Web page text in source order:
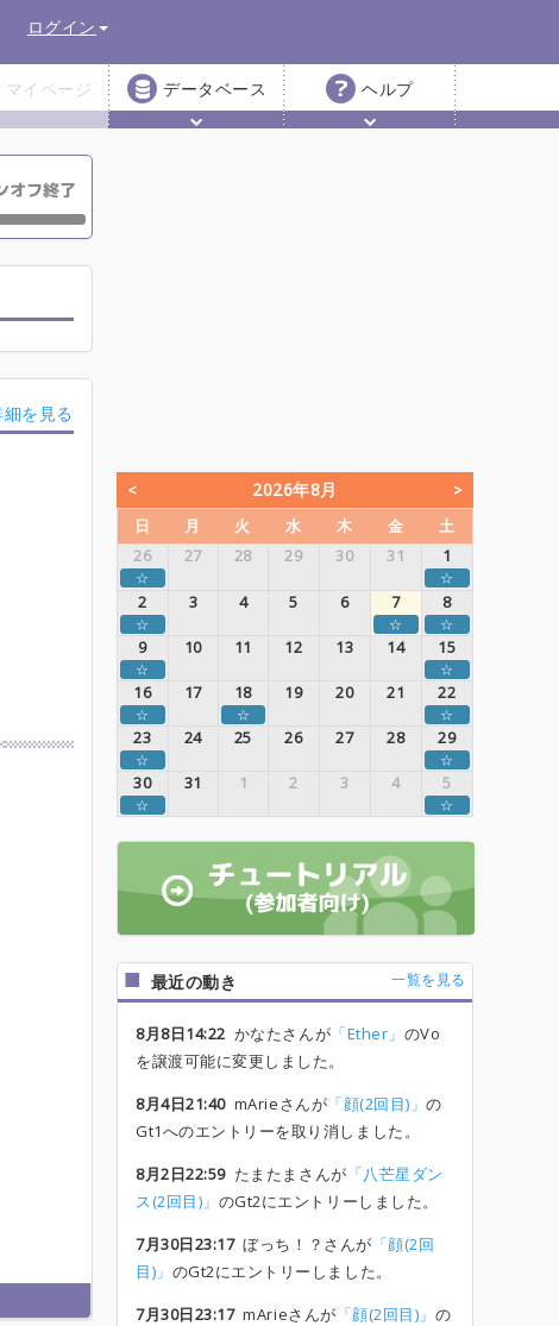
ログイン
マイページ データベース ヘルプ
細を見る
2026年8月
日 月 火 水 木 金
土
26
27 28 29 30 31 1
☆ ☆
2 3 4 5 6 7 8
☆ ☆ ☆
9 10 11 12 13 14 15
☆ ☆
16 17 18 19 20 21 22
☆ ☆ ☆
23 24 25 26 27 28 29
☆ ☆
30 31 1 2 3 4 5
☆ ☆
最近の動き 一覧を見る
8月8日14:22 かなたさんが 「Ether」 のVo
を譲渡可能に変更しました。
8月4日21:40mArieさんが 「顔(2回目)」の
Gt1へのエントリーを取り消しました。
8月2日22:59たまたまさんが 「八芒星ダン
ス(2回目)」 のGt2にエントリーしました。
7月30日23:17ぼっち！？さんが 「顔(2回
目)」 のGt2にエントリーしました。
7月30日23:17mArieさんが 「顔(2回目)」 の